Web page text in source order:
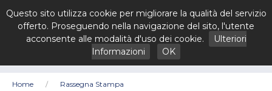
Home
Rassegna Stampa
Questo sito utilizza cookie per migliorare la qualità del servizio
offerto. Proseguendo nella navigazione del sito, l'utente
acconsente alle modalità d'uso dei cookie.
Ulteriori
Informazioni
OK